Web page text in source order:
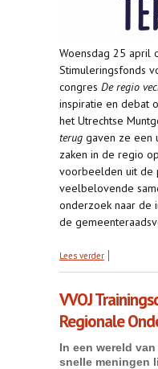
Woensdag 25 april
Stimuleringsfonds
congres De regio
inspiratie en debat
het Utrechtse
terug gaven ze een
zaken in de regio
voorbeelden uit de
veelbelovende
onderzoek naar de
de
Lees verder over De regio
VVOJ
Regionale
In een wereld
snelle meningen